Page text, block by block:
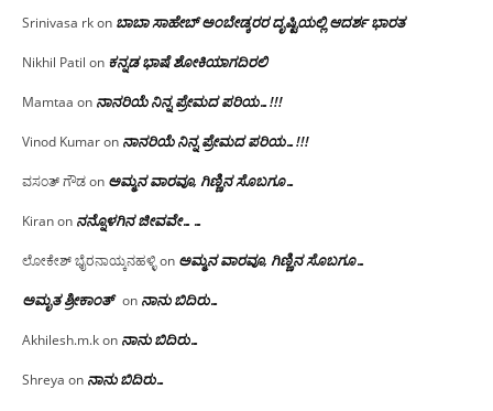
Srinivasa rkon ಬಾಬಾ ಸಾಹೇಬ್ ಅಂಬೇಡ್ಕರರ ದೃಷ್ಟಿಯಲ್ಲಿ ಆದರ್ಶ ಭಾರತ
Nikhil Patil on ಕನ್ನಡ ಭಾಷೆ ಶೋಕಿಯಾಗದಿರಲಿ
Mamtaa on ನಾನರಿಯೆ ನಿನ್ನ ಪ್ರೇಮದ ಪರಿಯ…!!!
Vinod Kumaron ನಾನರಿಯೆ ನಿನ್ನ ಪ್ರೇಮದ ಪರಿಯ…!!!
ವಸಂತ್ ಗೌಡon ಅಮ್ಮನ ವಾರವೂ, ಗಿಣ್ಣಿನ ಸೊಬಗೂ…
Kiranon ನನ್ನೊಳಗಿನ ಜೀವವೇ……
ಲೋಕೇಶ್ ಭೈರನಾಯ್ಕನಹಳ್ಳಿon ಅಮ್ಮನ ವಾರವೂ, ಗಿಣ್ಣಿನ ಸೊಬಗೂ…
ಅಮೃತ ಶ್ರೀಕಾಂತ್ on ನಾನು ಬಿದಿರು…
Akhilesh.m.kon ನಾನು ಬಿದಿರು…
Shreya on ನಾನು ಬಿದಿರು…